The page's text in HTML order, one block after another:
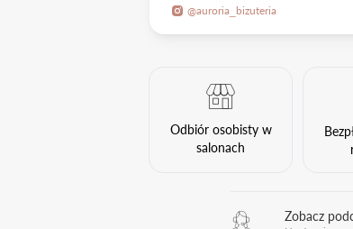
@auroria_bizuteria
Odbiór osobisty w
salonach
Zobacz